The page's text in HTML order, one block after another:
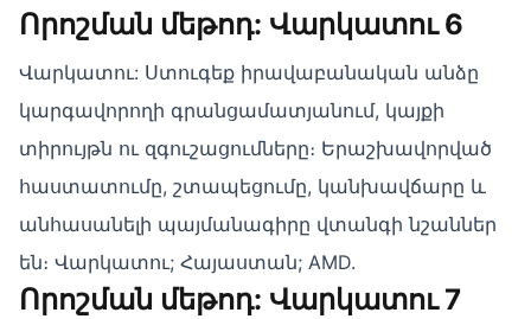
Որոշման մեթոդ: Վարկատու 6
Վարկատու: Ստուգեք իրավաբանական անձը
կարգավորողի գրանցամատյանում, կայքի
տիրույթն ու զգուշացումները։ Երաշխավորված
հաստատումը, շտապեցումը, կանխավճարը և
անհասանելի պայմանագիրը վտանգի նշաններ
են։ Վարկատու; Հայաստան; AMD.
Որոշման մեթոդ: Վարկատու 7